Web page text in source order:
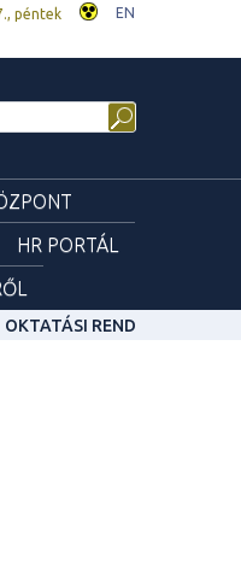
péntek EN
HR PORTÁL
OKTATÁSI REND